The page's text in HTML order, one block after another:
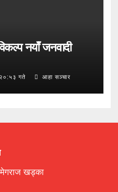
नयाँ जनवादी
गते आहा सञ्चार
खड्का